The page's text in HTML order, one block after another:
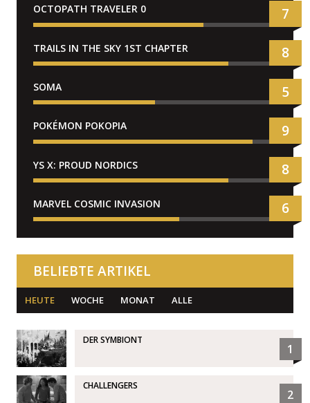
OCTOPATH TRAVELER 0 7
TRAILS IN THE SKY 1ST CHAPTER 8
SOMA 5
POKÉMON POKOPIA 9
YS X: PROUD NORDICS 8
MARVEL COSMIC INVASION 6
BELIEBTE ARTIKEL
HEUTE WOCHE MONAT ALLE
DER SYMBIONT
1
CHALLENGERS
2